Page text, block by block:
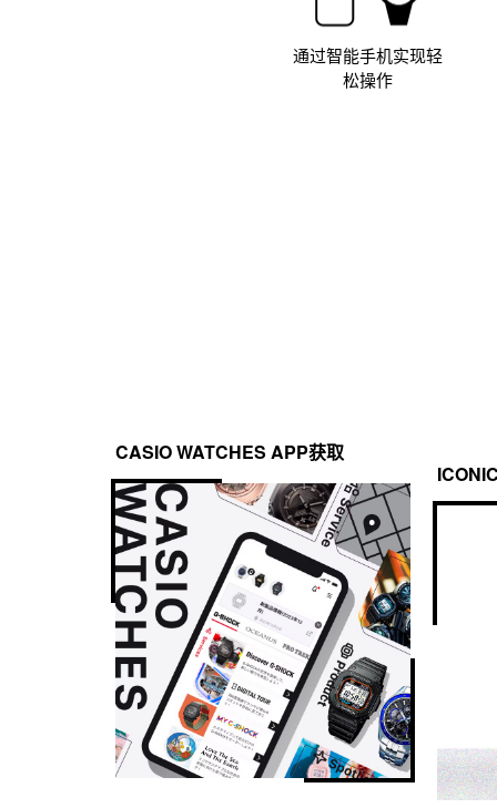
通过智能手机实现轻
松操作
CASIO WATCHES APP获取